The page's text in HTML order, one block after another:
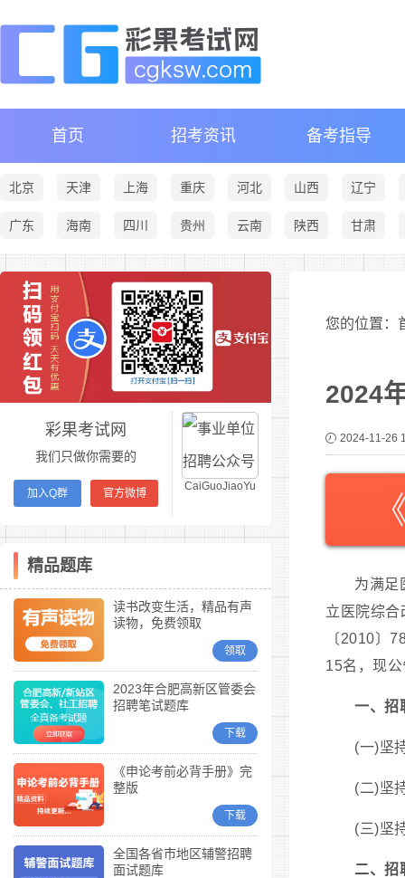
首页 招考资讯 备考指导
北京 天津 上海 重庆 河北 山西 辽宁
广东 海南 四川 贵州 云南 陕西 甘肃
彩果考试网
我们只做你需要的
加入Q群 官方微博
CaiGuoJiaoYu
精品题库
读书改变生活，精品有声
读物，免费领取
领取
2023年合肥高新区管委会
招聘笔试题库
下载
《申论考前必背手册》完
整版
下载
全国各省市地区辅警招聘
面试题库
您的位置：
2024
2024-11-26
为满足
立医院综
〔2010〕
15名，现
一、招
(一)坚
(二)坚
(三)坚
二、招